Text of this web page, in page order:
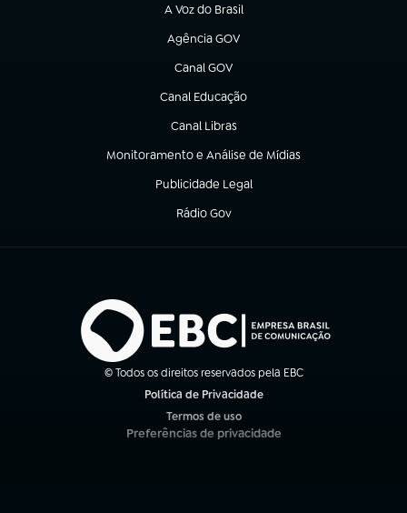
A Voz do Brasil
(abre em nova aba)
Agência GOV
(abre em nova aba)
Canal GOV
(abre em nova aba)
Canal Educação
(abre em nova aba)
Canal Libras
(abre em nova aba)
Monitoramento e Análise de Mídias
(abre em nova aba)
Publicidade Legal
(abre em nova aba)
Rádio Gov
(abre em nova aba)
© Todos os direitos reservados pela EBC
Política de Privacidade
Termos de uso
(abre em nova aba)
Preferências de privacidade